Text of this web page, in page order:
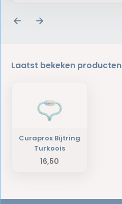
Laatst bekeken producten
Curaprox Bijtring
Turkoois
16,50